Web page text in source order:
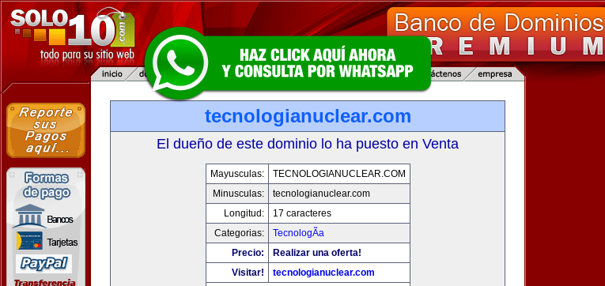
tecnologianuclear.com
El dueño de este dominio lo ha puesto en Venta
Mayusculas:
TECNOLOGIANUCLEAR.COM
Minusculas:
tecnologianuclear.com
Longitud:
17 caracteres
Categorias:
TecnologÃ­a
Precio:
Realizar una oferta!
Visitar!
tecnologianuclear.com